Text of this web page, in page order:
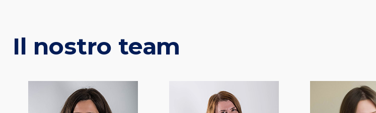
Il nostro team